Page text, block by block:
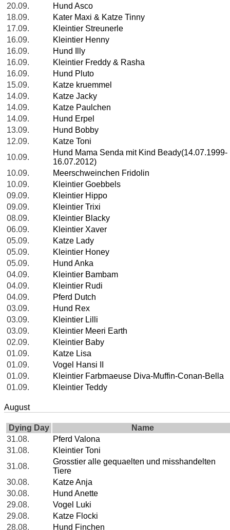
20.09.
Hund Asco
18.09.
Kater Maxi & Katze Tinny
17.09.
Kleintier Streunerle
16.09.
Kleintier Henny
16.09.
Hund Illy
16.09.
Kleintier Freddy & Rasha
16.09.
Hund Pluto
15.09.
Katze kruemmel
14.09.
Katze Jacky
14.09.
Katze Paulchen
14.09.
Hund Erpel
13.09.
Hund Bobby
12.09.
Katze Toni
10.09.
Hund Mama Senda mit Kind Beady(14.07.1999-
16.07.2012)
10.09.
Meerschweinchen Fridolin
10.09.
Kleintier Goebbels
09.09.
Kleintier Hippo
09.09.
Kleintier Trixi
08.09.
Kleintier Blacky
06.09.
Kleintier Xaver
05.09.
Katze Lady
05.09.
Kleintier Honey
05.09.
Hund Anka
04.09.
Kleintier Bambam
04.09.
Kleintier Rudi
04.09.
Pferd Dutch
03.09.
Hund Rex
03.09.
Kleintier Lilli
03.09.
Kleintier Meeri Earth
02.09.
Kleintier Baby
01.09.
Katze Lisa
01.09.
Vogel Hansi II
01.09.
Kleintier Farbmaeuse Diva-Muffin-Conan-Bella
01.09.
Kleintier Teddy
August
Dying Day
Name
31.08.
Pferd Valona
31.08.
Kleintier Toni
31.08.
Grosstier alle gequaelten und misshandelten
Tiere
30.08.
Katze Anja
30.08.
Hund Anette
29.08.
Vogel Luki
29.08.
Katze Flocki
28.08.
Hund Finchen